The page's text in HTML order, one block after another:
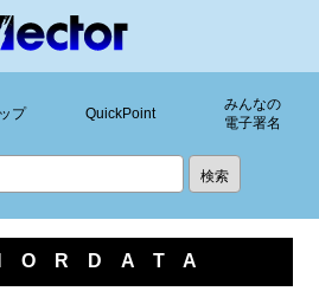
プ QuickPoint
みんなの
電子署名